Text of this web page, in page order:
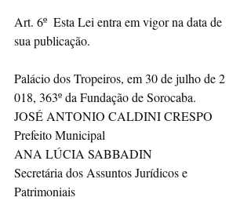
Art. 6º  Esta Lei entra em vigor na data de
sua publicação.
Palácio dos Tropeiros, em 30 de julho de 2
018, 363º da Fundação de Sorocaba.
JOSÉ ANTONIO CALDINI CRESPO
Prefeito Municipal
ANA LÚCIA SABBADIN
Secretária dos Assuntos Jurídicos e
Patrimoniais